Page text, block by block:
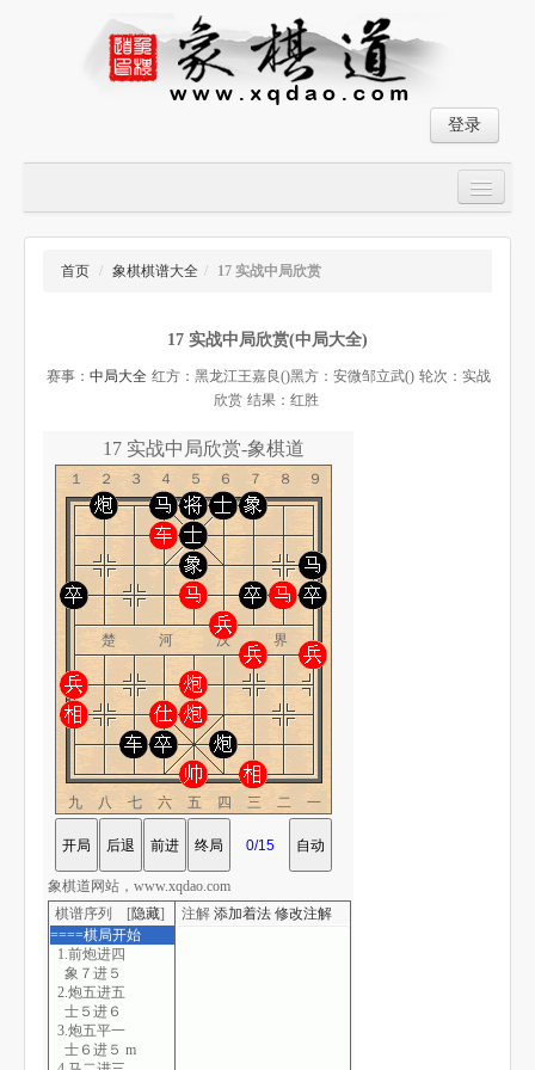
登录
大师对局
象棋小游戏
首页 / 象棋棋谱大全 / 17 实战中局欣赏
17 实战中局欣赏(中局大全)
赛事： 中局大全 红方：黑龙江王嘉良()黑方：安微邹立武() 轮次：实战
欣赏 结果：红胜
17 实战中局欣赏-象棋道
１２３４５６７８９
楚 河 汉 界
九八七六五四三二一
棋谱序列 [隐藏]
====棋局开始
1.前炮进四
象７进５
2.炮五进五
士５进６
3.炮五平一
士６进５ m
注解 添加着法 修改注解
象棋道网站，www.xqdao.com